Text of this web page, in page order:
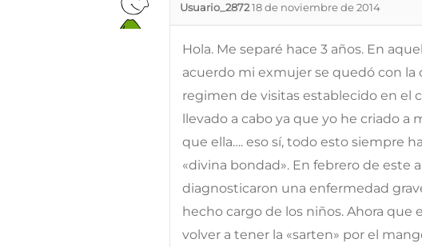
Usuario_287218 de noviembre de 2014
Hola. Me separé hace 3 años. En
acuerdo mi exmujer se quedó con la
regimen de visitas establecido en el
llevado a cabo ya que yo he criado a
que ella…. eso sí, todo esto siempre
«divina bondad». En febrero de este
diagnosticaron una enfermedad
hecho cargo de los niños. Ahora que
volver a tener la «sarten» por el